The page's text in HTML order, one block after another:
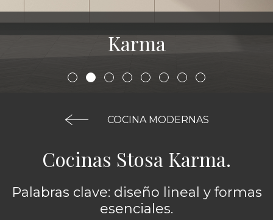
Karma
COCINA MODERNAS
Cocinas Stosa Karma.
Palabras clave: diseño lineal y formas
esenciales.